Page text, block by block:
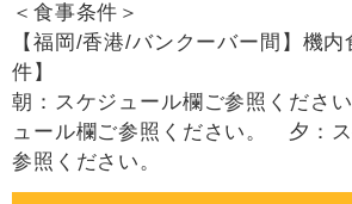
＜食事条件＞
【福岡/香港/バンクーバー間】機
件】
朝：スケジュール欄ご参照くださ
ュール欄ご参照ください。 夕：
参照ください。